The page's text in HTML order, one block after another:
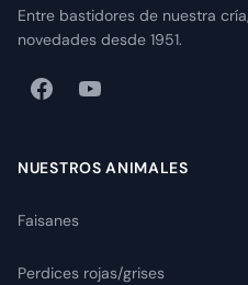
Entre bastidores de nuestra
novedades desde 1951.
NUESTROS ANIMALES
Faisanes
Perdices rojas/grises